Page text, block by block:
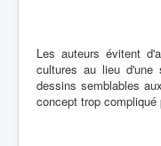
Les auteurs évitent
cultures au lieu d'une
dessins semblables
concept trop